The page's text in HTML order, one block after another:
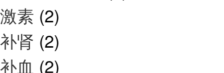
激素 (2)
补肾 (2)
补血 (2)